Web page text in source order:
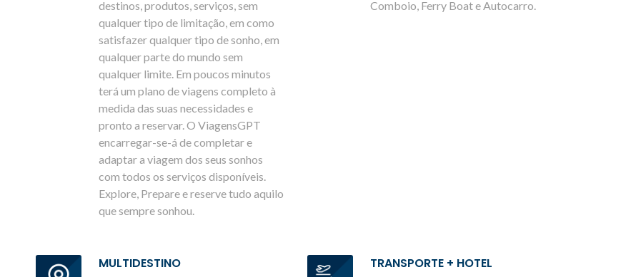
destinos, produtos, serviços, sem
qualquer tipo de limitação, em como
satisfazer qualquer tipo de sonho, em
qualquer parte do mundo sem
qualquer limite. Em poucos minutos
terá um plano de viagens completo à
medida das suas necessidades e
pronto a reservar. O ViagensGPT
encarregar-se-á de completar e
adaptar a viagem dos seus sonhos
com todos os serviços disponíveis.
Explore, Prepare e reserve tudo aquilo
que sempre sonhou.
Comboio, Ferry Boat e Autocarro.
MULTIDESTINO TRANSPORTE + HOTEL